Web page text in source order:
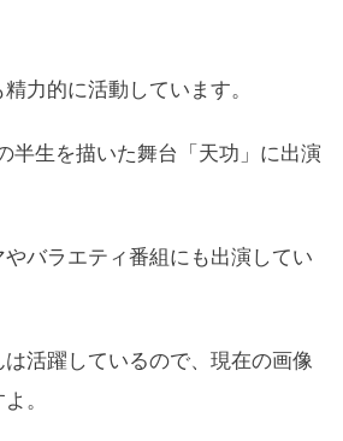
力的に活動しています。
半生を描いた舞台「天功」に出演
バラエティ番組にも出演してい
活躍しているので、現在の画像
。